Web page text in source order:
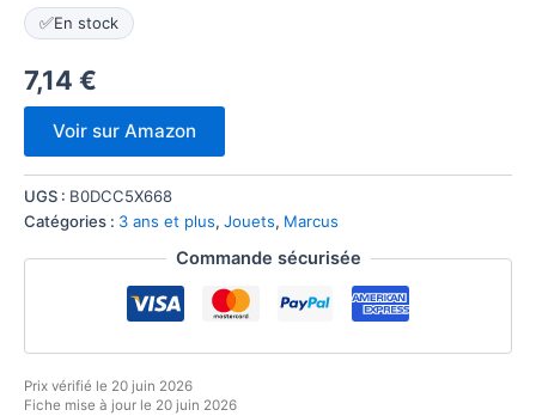
✅En stock
7,14 €
Voir sur Amazon
UGS : B0DCC5X668
Catégories : 3 ans et plus, Jouets, Marcus
Commande sécurisée
Prix vérifié le 20 juin 2026
Fiche mise à jour le 20 juin 2026